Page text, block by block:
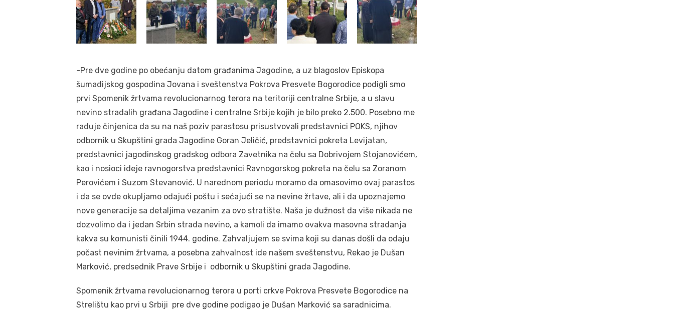
-Pre dve godine po obećanju datom građanima Jagodine, a uz blagoslov Episkopa
šumadijskog gospodina Jovana i sveštenstva Pokrova Presvete Bogorodice podigli smo
prvi Spomenik žrtvama revolucionarnog terora na teritoriji centralne Srbije, a u slavu
nevino stradalih građana Jagodine i centralne Srbije kojih je bilo preko 2.500. Posebno me
raduje činjenica da su na naš poziv parastosu prisustvovali predstavnici POKS, njihov
odbornik u Skupštini grada Jagodine Goran Jeličić, predstavnici pokreta Levijatan,
predstavnici jagodinskog gradskog odbora Zavetnika na čelu sa Dobrivojem Stojanovićem,
kao i nosioci ideje ravnogorstva predstavnici Ravnogorskog pokreta na čelu sa Zoranom
Perovićem i Suzom Stevanović. U narednom periodu moramo da omasovimo ovaj parastos
i da se ovde okupljamo odajući poštu i sećajući se na nevine žrtave, ali i da upoznajemo
nove generacije sa detaljima vezanim za ovo stratište. Naša je dužnost da više nikada ne
dozvolimo da i jedan Srbin strada nevino, a kamoli da imamo ovakva masovna stradanja
kakva su komunisti činili 1944. godine. Zahvaljujem se svima koji su danas došli da odaju
počast nevinim žrtvama, a posebna zahvalnost ide našem sveštenstvu, Rekao je Dušan
Marković, predsednik Prave Srbije i odbornik u Skupštini grada Jagodine.
Spomenik žrtvama revolucionarnog terora u porti crkve Pokrova Presvete Bogorodice na
Strelištu kao prvi u Srbiji pre dve godine podigao je Dušan Marković sa saradnicima.